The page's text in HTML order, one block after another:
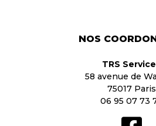
NOS
TRS
58 avenue de
75017 Paris
06 95 07 73